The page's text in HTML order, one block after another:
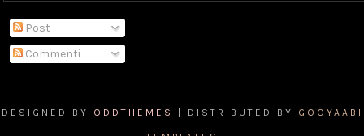
Post
Commenti
DESIGNED BY ODDTHEMES | DISTRIBUTED BY GOOYAABI